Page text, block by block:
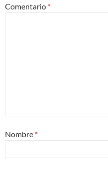
Comentario *
Nombre *